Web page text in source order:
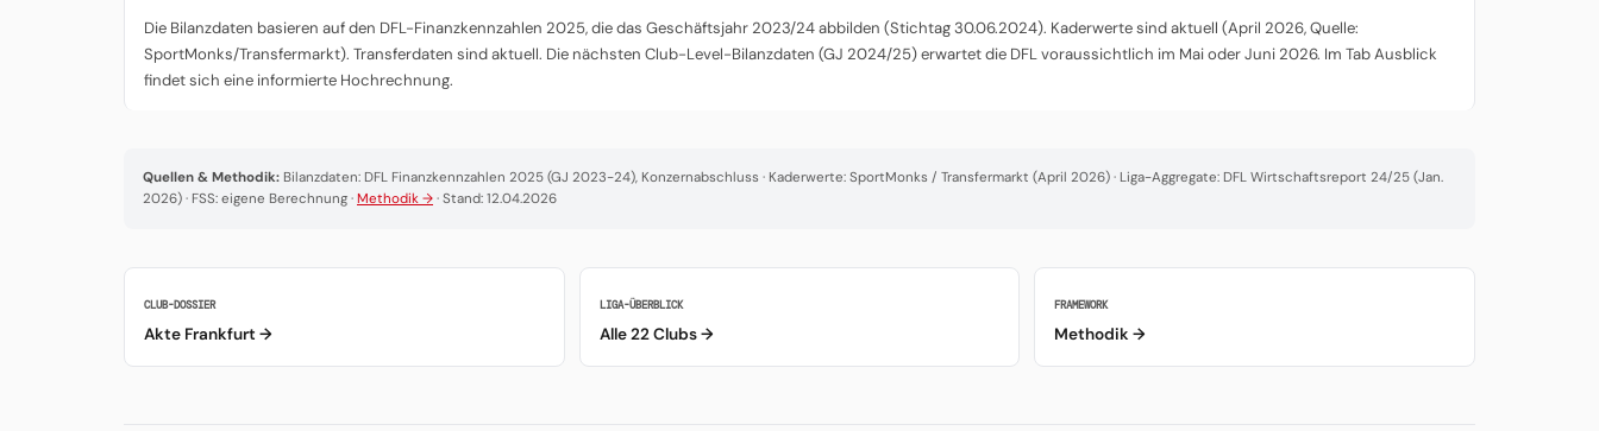
Die Bilanzdaten basieren auf den DFL-Finanzkennzahlen 2025, die das Geschäftsjahr 2023/24 abbilden (Stichtag 30.06.2024). Kaderwerte sind aktuell (April 2026, Quelle:
SportMonks/Transfermarkt). Transferdaten sind aktuell. Die nächsten Club-Level-Bilanzdaten (GJ 2024/25) erwartet die DFL voraussichtlich im Mai oder Juni 2026. Im Tab Ausblick
findet sich eine informierte Hochrechnung.
Quellen & Methodik: Bilanzdaten: DFL Finanzkennzahlen 2025 (GJ 2023-24), Konzernabschluss · Kaderwerte: SportMonks / Transfermarkt (April 2026) · Liga-Aggregate: DFL Wirtschaftsreport 24/25 (Jan.
2026) · FSS: eigene Berechnung · Methodik → · Stand: 12.04.2026
CLUB-DOSSIER
Akte Frankfurt →
LIGA-ÜBERBLICK
Alle 22 Clubs →
FRAMEWORK
Methodik →